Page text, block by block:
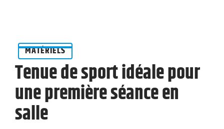
MATÉRIELS
Tenue de sport idéale pour
une première séance en
salle